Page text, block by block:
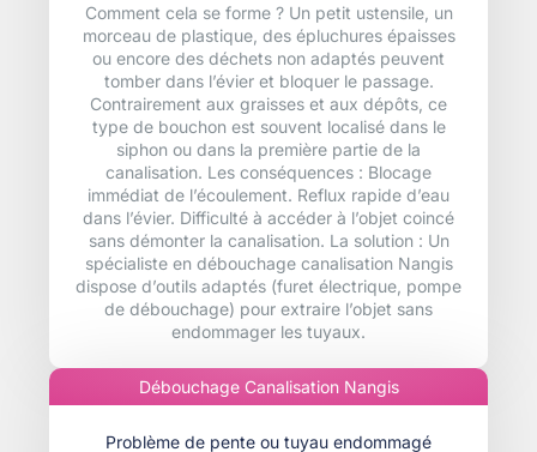
Comment cela se forme ? Un petit ustensile, un
morceau de plastique, des épluchures épaisses
ou encore des déchets non adaptés peuvent
tomber dans l’évier et bloquer le passage.
Contrairement aux graisses et aux dépôts, ce
type de bouchon est souvent localisé dans le
siphon ou dans la première partie de la
canalisation. Les conséquences : Blocage
immédiat de l’écoulement. Reflux rapide d’eau
dans l’évier. Difficulté à accéder à l’objet coincé
sans démonter la canalisation. La solution : Un
spécialiste en débouchage canalisation Nangis
dispose d’outils adaptés (furet électrique, pompe
de débouchage) pour extraire l’objet sans
endommager les tuyaux.
Débouchage Canalisation Nangis
Problème de pente ou tuyau endommagé